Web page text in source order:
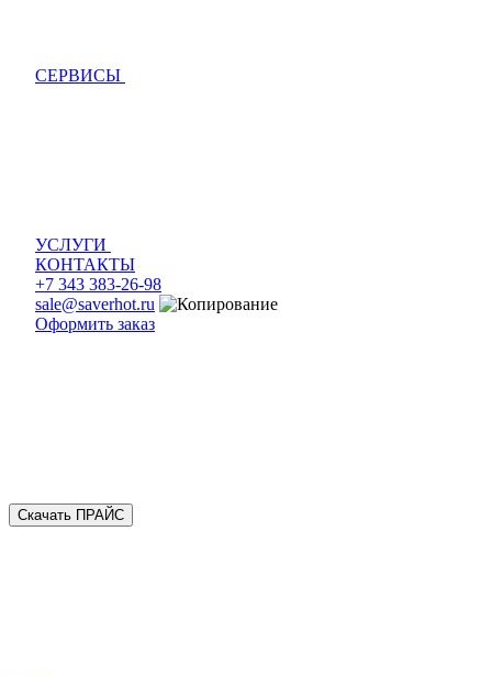
СЕРВИСЫ
УСЛУГИ
КОНТАКТЫ
+7 343 383-26-98
sale@saverhot.ru
Оформить заказ
Скачать ПРАЙС